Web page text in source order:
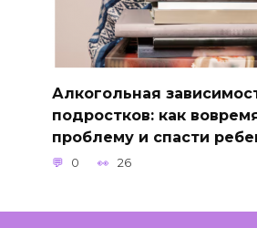
Алкогольная
подростков: как
проблему и спасти
0 26